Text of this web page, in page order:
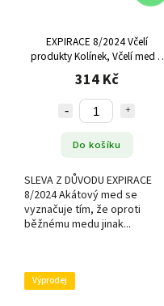
EXPIRACE 8/2024 Včelí
produkty Kolínek, Včelí med z
období květu akátu 950g,
vyrobeno v ČR
314 Kč
Do košíku
SLEVA Z DŮVODU EXPIRACE
8/2024 Akátový med se
vyznačuje tím, že oproti
běžnému medu jinak...
Výprodej